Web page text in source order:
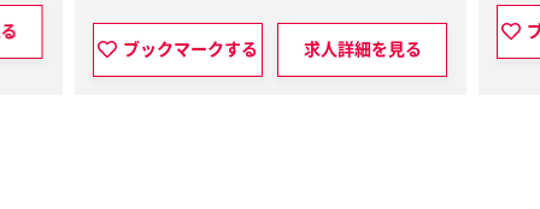
ブックマークする 求人詳細を見る